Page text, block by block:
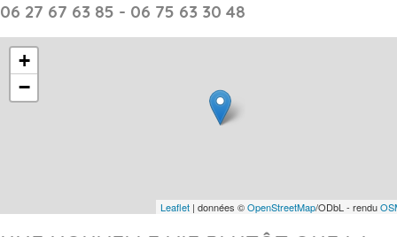
06 27 67 63 85 - 06 75 63 30 48
+
−
Leaflet | données ©OpenStreetMap/ODbL - rendu